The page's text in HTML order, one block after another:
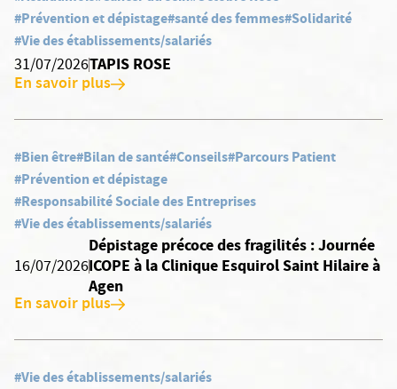
#Prévention et dépistage#santé des femmes#Solidarité
#Vie des établissements/salariés
31/07/2026TAPIS ROSE
En savoir plus
#Bien être#Bilan de santé#Conseils#Parcours Patient
#Prévention et dépistage
#Responsabilité Sociale des Entreprises
#Vie des établissements/salariés
16/07/2026
Dépistage précoce des fragilités : Journée
ICOPE à la Clinique Esquirol Saint Hilaire à
Agen
En savoir plus
#Vie des établissements/salariés